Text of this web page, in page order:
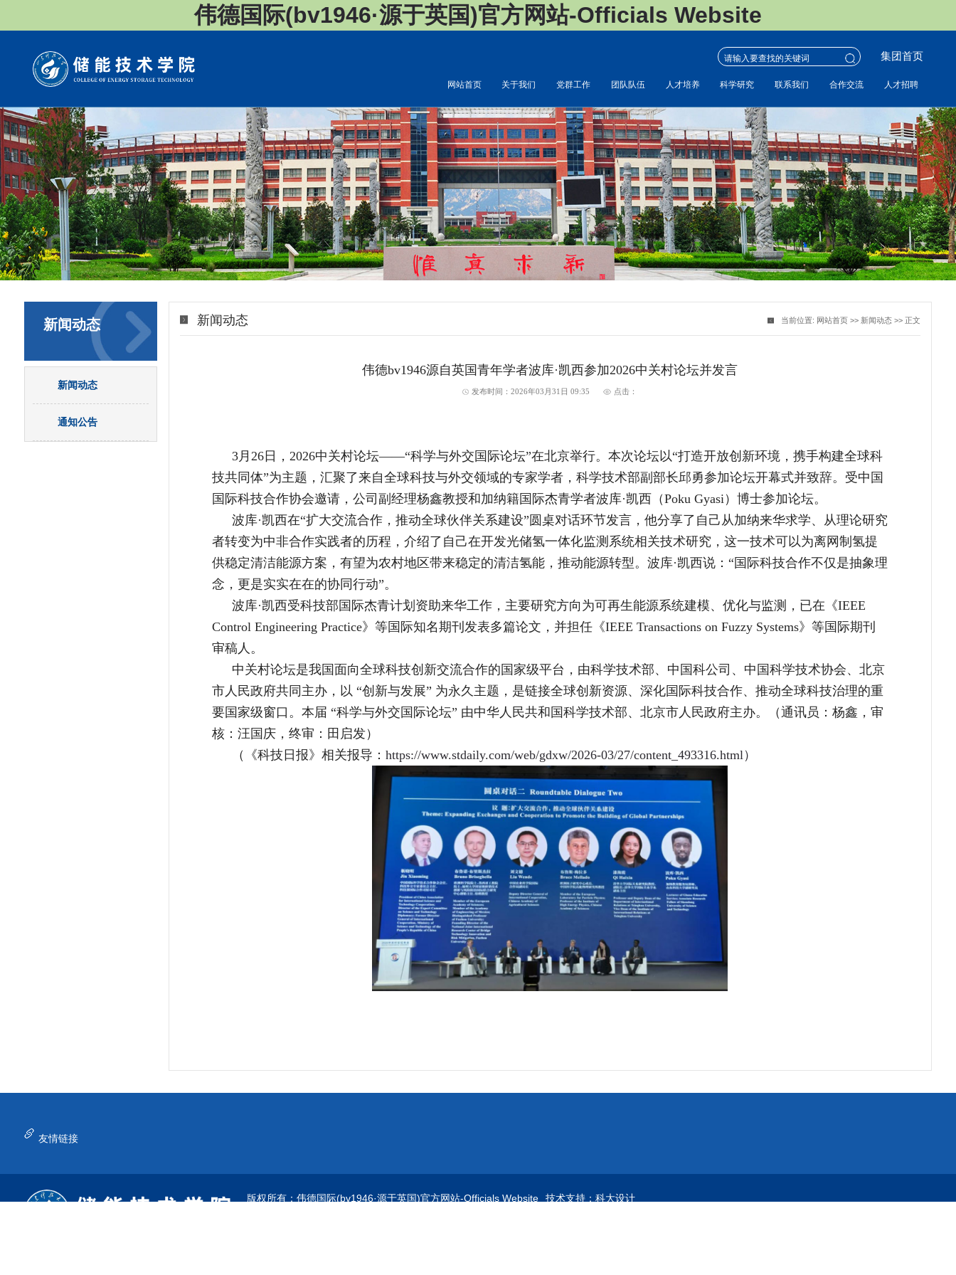
伟德国际(bv1946·源于英国)官方网站-Officials Website
集团首页
网站首页 关于我们 党群工作 团队队伍 人才培养 科学研究 联系我们 合作交流 人才招聘
新闻动态
新闻动态
通知公告
新闻动态 当前位置: 网站首页 >> 新闻动态 >> 正文
​伟德bv1946源自英国青年学者波库·凯西参加2026中关村论坛并发言
发布时间：2026年03月31日 09:35 点击：
3月26日，2026中关村论坛——“科学与外交国际论坛”在北京举行。本次论坛以“打造开放创新环境，携手构建全球科
技共同体”为主题，汇聚了来自全球科技与外交领域的专家学者，科学技术部副部长邱勇参加论坛开幕式并致辞。受中国
国际科技合作协会邀请，公司副经理杨鑫教授和加纳籍国际杰青学者波库·凯西（Poku Gyasi）博士参加论坛。
波库·凯西在“扩大交流合作，推动全球伙伴关系建设”圆桌对话环节发言，他分享了自己从加纳来华求学、从理论研究
者转变为中非合作实践者的历程，介绍了自己在开发光储氢一体化监测系统相关技术研究，这一技术可以为离网制氢提
供稳定清洁能源方案，有望为农村地区带来稳定的清洁氢能，推动能源转型。波库·凯西说：“国际科技合作不仅是抽象理
念，更是实实在在的协同行动”。
波库·凯西受科技部国际杰青计划资助来华工作，主要研究方向为可再生能源系统建模、优化与监测，已在《IEEE
Control Engineering Practice》等国际知名期刊发表多篇论文，并担任《IEEE Transactions on Fuzzy Systems》等国际期刊
审稿人。
中关村论坛是我国面向全球科技创新交流合作的国家级平台，由科学技术部、中国科公司、中国科学技术协会、北京
市人民政府共同主办，以 “创新与发展” 为永久主题，是链接全球创新资源、深化国际科技合作、推动全球科技治理的重
要国家级窗口。本届 “科学与外交国际论坛” 由中华人民共和国科学技术部、北京市人民政府主办。（通讯员：杨鑫，审
核：汪国庆，终审：田启发）
（《科技日报》相关报导：https://www.stdaily.com/web/gdxw/2026-03/27/content_493316.html）
友情链接
版权所有：伟德国际(bv1946·源于英国)官方网站-Officials Website
技术支持：科大设计